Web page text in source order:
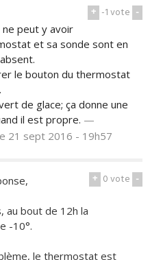
+ -1vote -
peut y avoir
et sa sonde sont en
le bouton du thermostat
de glace; ça donne une
il est propre. —
21 sept 2016 - 19h57
+ 0vote -
au bout de 12h la
-10°.
le thermostat est